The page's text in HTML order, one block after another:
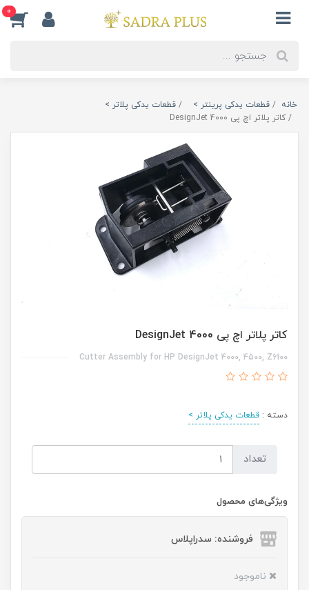
0
خانه قطعات یدکی پرینتر >
قطعات یدکی پلاتر >
کاتر پلاتر اچ پی DesignJet 4000
کاتر پلاتر اچ پی DesignJet 4000
Cutter Assembly for HP DesignJet 4000, 4500, Z6100
دسته : قطعات یدکی پلاتر >
تعداد
ویژگی‌های محصول
فروشنده: سدراپلاس
ناموجود